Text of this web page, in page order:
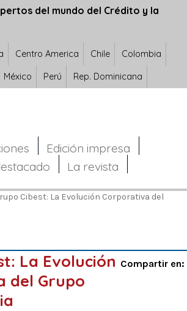
del mundo del Crédito y la
Centro America Chile Colombia
México Perú Rep. Dominicana
Edición impresa
La revista
Cibest: La Evolución Corporativa del
La Evolución
del Grupo
Compartir en: